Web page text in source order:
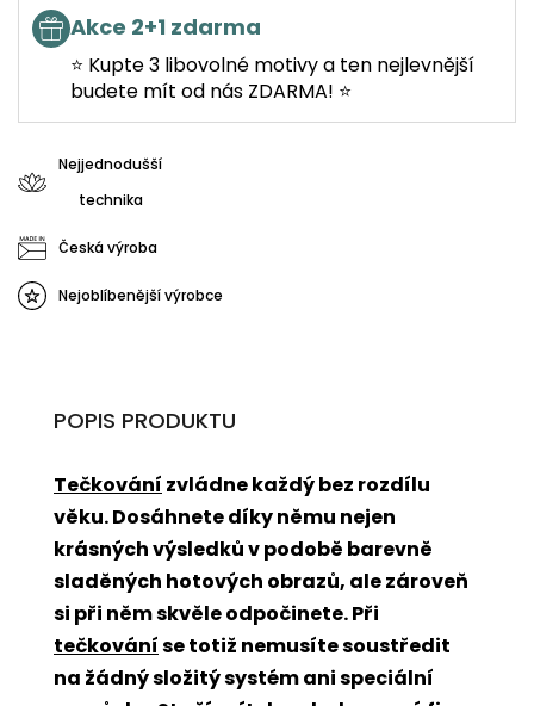
Akce 2+1 zdarma
⭐ Kupte 3 libovolné motivy a ten nejlevnější
budete mít od nás ZDARMA! ⭐
Nejjednodušší
technika
Česká výroba
Nejoblíbenější výrobce
POPIS PRODUKTU
Tečkování zvládne každý bez rozdílu
věku. Dosáhnete díky němu nejen
krásných výsledků v podobě barevně
sladěných hotových obrazů, ale zároveň
si při něm skvěle odpočinete. Při
tečkováníse totiž nemusíte soustředit
na žádný složitý systém ani speciální